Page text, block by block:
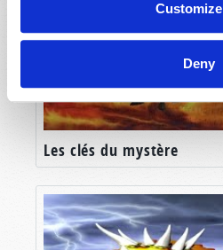
Customize
Deny
Les clés du mystère